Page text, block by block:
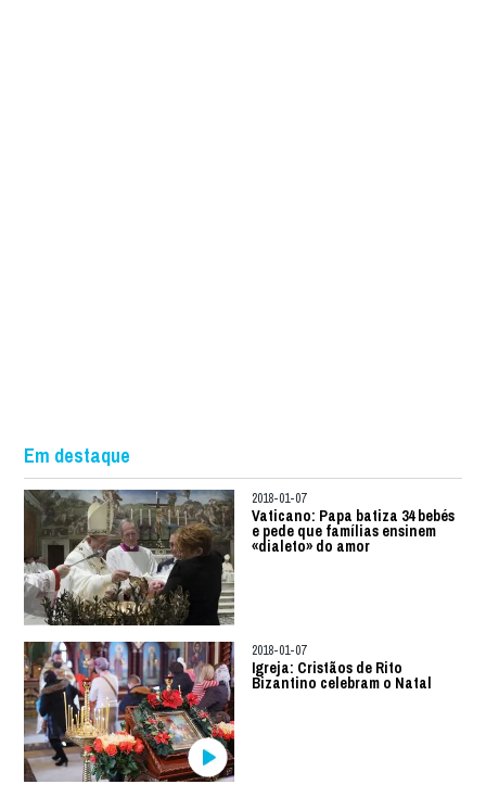
Em destaque
2018-01-07
Vaticano: Papa batiza 34 bebés
e pede que famílias ensinem
«dialeto» do amor
2018-01-07
Igreja: Cristãos de Rito
Bizantino celebram o Natal